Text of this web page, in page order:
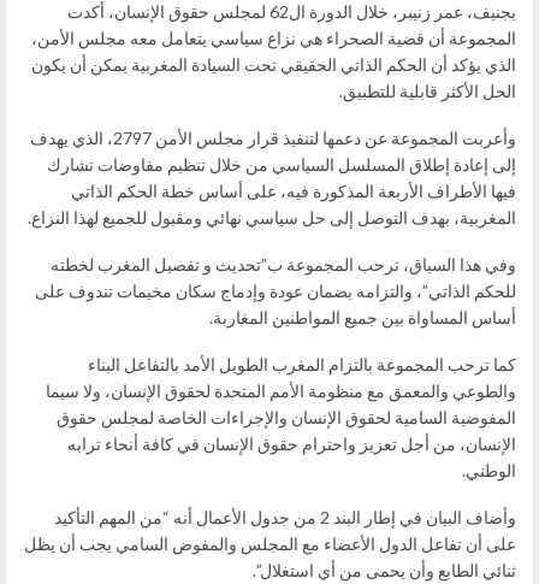
بجنيف، عمر زنيبر، خلال الدورة ال62 لمجلس حقوق الإنسان، أكدت
المجموعة أن قضية الصحراء هي نزاع سياسي يتعامل معه مجلس الأمن،
الذي يؤكد أن الحكم الذاتي الحقيقي تحت السيادة المغربية يمكن أن يكون
الحل الأكثر قابلية للتطبيق.
وأعربت المجموعة عن دعمها لتنفيذ قرار مجلس الأمن 2797، الذي يهدف
إلى إعادة إطلاق المسلسل السياسي من خلال تنظيم مفاوضات تشارك
فيها الأطراف الأربعة المذكورة فيه، على أساس خطة الحكم الذاتي
المغربية، بهدف التوصل إلى حل سياسي نهائي ومقبول للجميع لهذا النزاع.
وفي هذا السياق، ترحب المجموعة ب”تحديث و تفصيل المغرب لخطته
للحكم الذاتي”، والتزامه بضمان عودة وإدماج سكان مخيمات تندوف على
أساس المساواة بين جميع المواطنين المغاربة.
كما ترحب المجموعة بالتزام المغرب الطويل الأمد بالتفاعل البناء
والطوعي والمعمق مع منظومة الأمم المتحدة لحقوق الإنسان، ولا سيما
المفوضية السامية لحقوق الإنسان والإجراءات الخاصة لمجلس حقوق
الإنسان، من أجل تعزيز واحترام حقوق الإنسان في كافة أنحاء ترابه
الوطني.
وأضاف البيان في إطار البند 2 من جدول الأعمال أنه “من المهم التأكيد
على أن تفاعل الدول الأعضاء مع المجلس والمفوض السامي يجب أن يظل
ثنائي الطابع وأن يحمى من أي استغلال”.